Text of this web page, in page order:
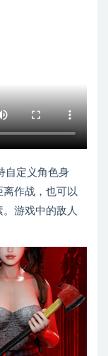
自定义角色身
作战，也可以
游戏中的敌人